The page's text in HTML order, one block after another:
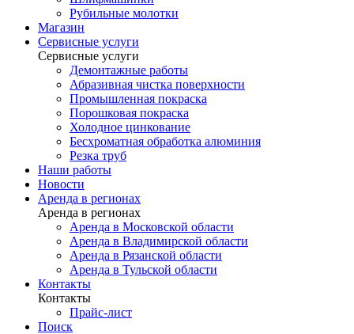
Рубильные молотки
Магазин
Сервисные услуги
Сервисные услуги
Демонтажные работы
Абразивная чистка поверхности
Промышленная покраска
Порошковая покраска
Холодное цинкование
Бесхроматная обработка алюминия
Резка труб
Наши работы
Новости
Аренда в регионах
Аренда в регионах
Аренда в Московской области
Аренда в Владимирской области
Аренда в Рязанской области
Аренда в Тульской области
Контакты
Контакты
Прайс-лист
Поиск